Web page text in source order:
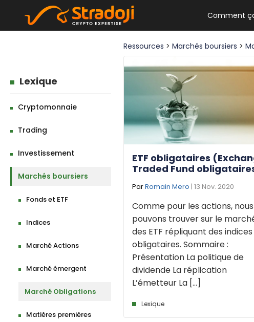
Comment
Lexique
Cryptomonnaie
Trading
Investissement
Marchés boursiers
Fonds et ETF
Indices
Marché Actions
Marché émergent
Marché Obligations
Matières premières
Ressources >Marchés boursiers >
ETF obligataires
Traded Fund
ParRomain Mero | 13 Nov. 2020
Comme pour les actions, nous
pouvons trouver sur le
des ETF répliquant des indices
obligataires. Sommaire :
Présentation La politique de
dividende La réplication
L’émetteur La [...]
Lexique